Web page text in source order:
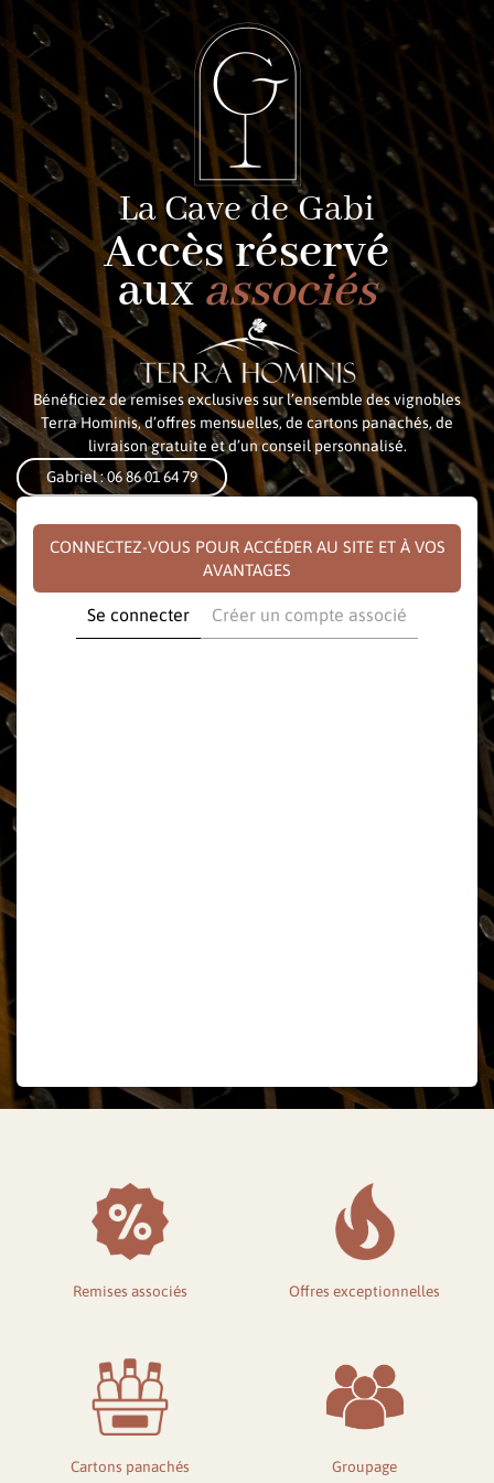
La Cave de Gabi
Accès réservé
auxassociés
Bénéficiez de remises exclusives sur l’ensemble des vignobles
Terra Hominis, d’offres mensuelles, de cartons panachés, de
livraison gratuite et d’un conseil personnalisé.
Gabriel : 06 86 01 64 79
CONNECTEZ-VOUS POUR ACCÉDER AU SITE ET À VOS
AVANTAGES
Se connecter Créer un compte associé
Remises associés Offres exceptionnelles
Cartons panachés Groupage